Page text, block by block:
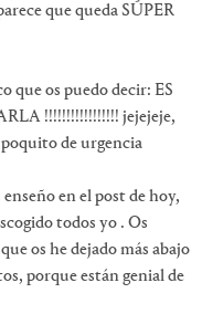
que queda SÚPER
que os puedo decir: ES
!!!!!!!!!!!!!!!!! jejejeje,
de urgencia
en el post de hoy,
todos yo . Os
os he dejado más abajo
porque están genial de